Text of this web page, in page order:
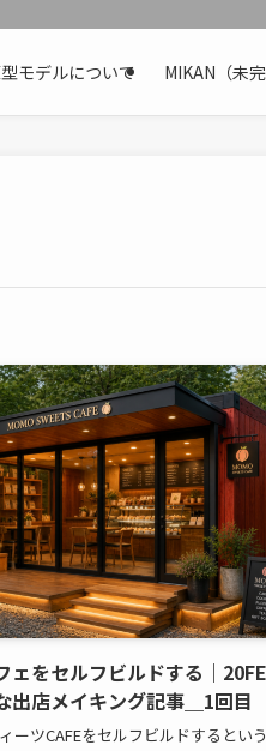
モデルについて MIKAN（未
ェをセルフビルドする｜
出店メイキング記事＿1回目
ーツCAFEをセルフビルドするとい